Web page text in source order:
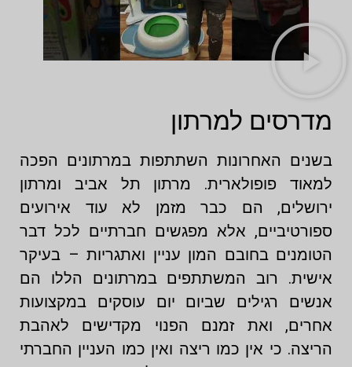
מדרסים למרתון
בשנים האחרונות השתתפות במרתונים הפכה
למאוד פופולארית. מרתון תל אביב ומרתון
ירושלים, הם כבר מזמן לא עוד אירועים
ספורטיביים, אלא מפגשים חברתיים לכל דבר
הטומנים בחובם המון עניין ואתגריות – בעיקר
אישית. רוב המשתתפים במרתונים הללו הם
אנשים רגילים שביום יום עוסקים במקצועות
אחרים, ואת זמנם הפנוי מקדישים לאהבת
הריצה. כי אין כמו ריצה ואין כמו העניין החברתי